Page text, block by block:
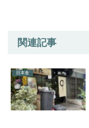
関連記事
日本食